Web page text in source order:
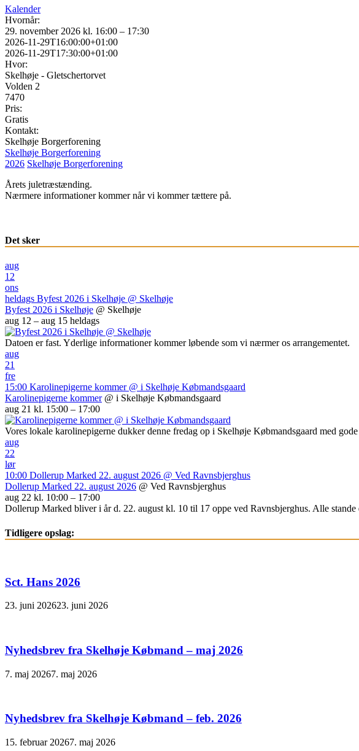
Kalender
Hvornår:
29. november 2026 kl. 16:00 – 17:30
2026-11-29T16:00:00+01:00
2026-11-29T17:30:00+01:00
Hvor:
Skelhøje - Gletschertorvet
Volden 2
7470
Pris:
Gratis
Kontakt:
Skelhøje Borgerforening
Skelhøje Borgerforening
2026 Skelhøje Borgerforening
Årets juletræstænding.
Nærmere informationer kommer når vi kommer tættere på.
Det sker
aug
12
ons
heldags Byfest 2026 i Skelhøje @ Skelhøje
Byfest 2026 i Skelhøje @ Skelhøje
aug 12 – aug 15 heldags
Datoen er fast. Yderlige informationer kommer løbende som vi nærmer os arrangementet.
aug
21
fre
15:00 Karolinepigerne kommer @ i Skelhøje Købmandsgaard
Karolinepigerne kommer @ i Skelhøje Købmandsgaard
aug 21 kl. 15:00 – 17:00
Vores lokale karolinepigerne dukker denne fredag op i Skelhøje Købmandsgaard med
aug
22
lør
10:00 Dollerup Marked 22. august 2026 @ Ved Ravnsbjerghus
Dollerup Marked 22. august 2026 @ Ved Ravnsbjerghus
aug 22 kl. 10:00 – 17:00
Dollerup Marked bliver i år d. 22. august kl. 10 til 17 oppe ved Ravnsbjerghus. Alle
Tidligere opslag:
Sct. Hans 2026
23. juni 202623. juni 2026
Nyhedsbrev fra Skelhøje Købmand – maj 2026
7. maj 20267. maj 2026
Nyhedsbrev fra Skelhøje Købmand – feb. 2026
15. februar 20267. maj 2026